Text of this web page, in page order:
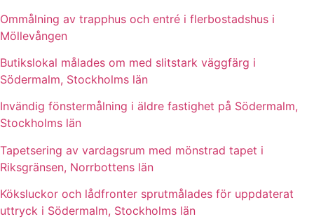
Ommålning av trapphus och entré i flerbostadshus i
Möllevången
Butikslokal målades om med slitstark väggfärg i
Södermalm, Stockholms län
Invändig fönstermålning i äldre fastighet på Södermalm,
Stockholms län
Tapetsering av vardagsrum med mönstrad tapet i
Riksgränsen, Norrbottens län
Köksluckor och lådfronter sprutmålades för uppdaterat
uttryck i Södermalm, Stockholms län